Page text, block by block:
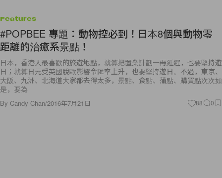
Features
#POPBEE 專題：動物控必到！日本8個與動物零
距離的治癒系景點！
日本，香港人最喜歡的旅遊地點，就算把置業計劃一再延遲，也要堅持遊
日；就算日元受英國脫歐影響令匯率上升，也要堅持遊日。不過，東京、
大阪、九洲、北海道大家都去得太多，景點、食點、蒲點、購買點次次如
是，要為
By Candy Chan/2016年7月21日 88 0